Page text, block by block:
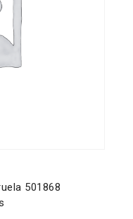
501868